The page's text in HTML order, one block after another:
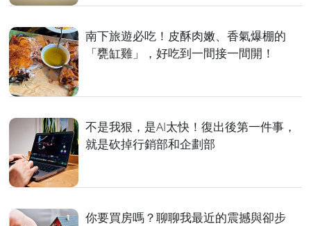
南下旅遊必吃！皮酥肉嫩、香氣爆棚的
「甕缸雞」，好吃到一間接一間開！
不是我狠，是AI太快！復出後第一件事，
就是砍掉行銷部和企劃部
你要買房嗎？聊聊我最近的震撼與卻步